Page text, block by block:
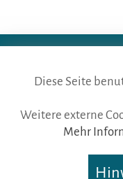
die gästeführer · vertr.
Nürnberg
Telefon: Fon:+49 (0)911
Diese Seite
Weitere externe
Mehr